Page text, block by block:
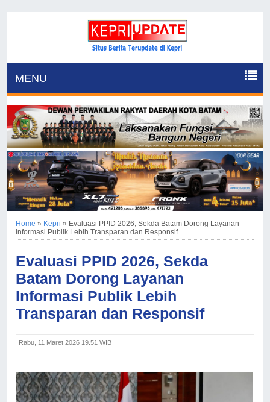
MENU
Home » Kepri » Evaluasi PPID 2026, Sekda Batam Dorong Layanan
Informasi Publik Lebih Transparan dan Responsif
Evaluasi PPID 2026, Sekda
Batam Dorong Layanan
Informasi Publik Lebih
Transparan dan Responsif
Rabu, 11 Maret 2026 19.51 WIB